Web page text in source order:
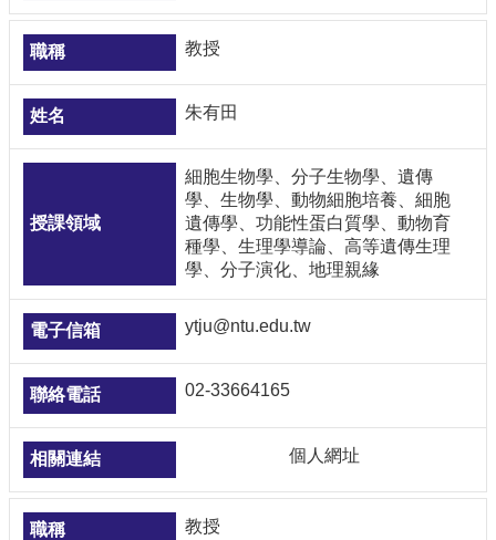
教授
朱有田
細胞生物學、分子生物學、遺傳
學、生物學、動物細胞培養、細胞
遺傳學、功能性蛋白質學、動物育
種學、生理學導論、高等遺傳生理
學、分子演化、地理親緣
ytju@ntu.edu.tw
02-33664165
個人網址
教授